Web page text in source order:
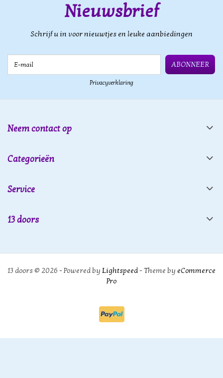
Nieuwsbrief
Schrijf u in voor nieuwtjes en leuke aanbiedingen
ABONNEER
Privacyverklaring
Neem contact op
Categorieën
Service
13 doors
13 doors © 2026 - Powered by Lightspeed- Theme by eCommerce
Pro